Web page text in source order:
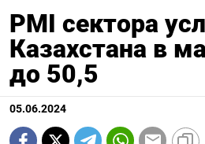
PMI сектора
Казахстана в
до 50,5
05.06.2024